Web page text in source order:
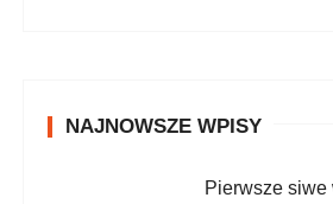
NAJNOWSZE WPISY
Pierwsze siwe